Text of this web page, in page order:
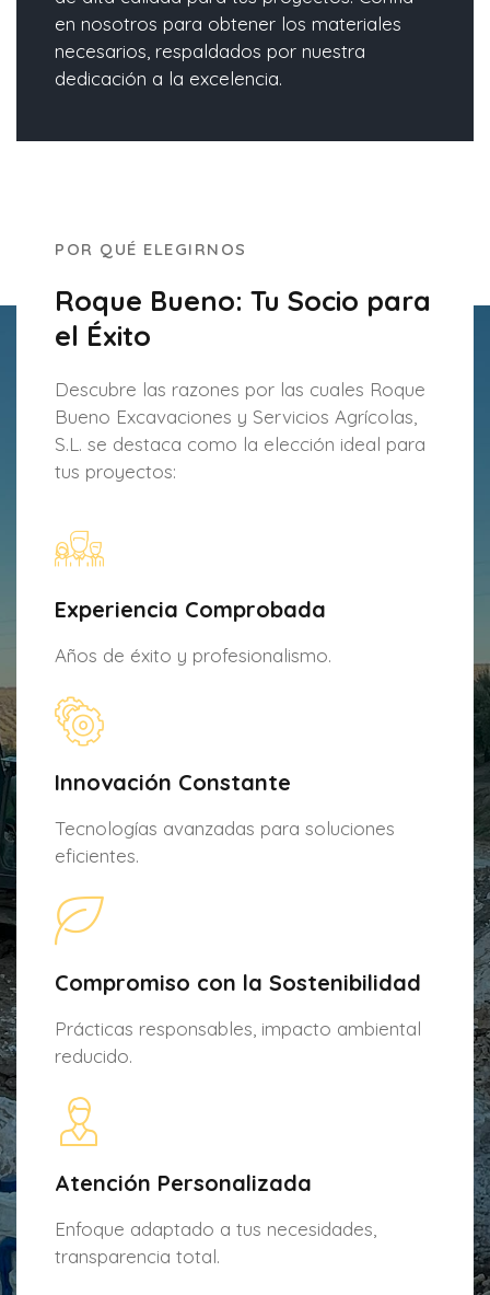
en nosotros para obtener los materiales
necesarios, respaldados por nuestra
dedicación a la excelencia.
POR QUÉ ELEGIRNOS
Roque Bueno: Tu Socio para
el Éxito
Descubre las razones por las cuales Roque
Bueno Excavaciones y Servicios Agrícolas,
S.L. se destaca como la elección ideal para
tus proyectos:
Experiencia Comprobada
Años de éxito y profesionalismo.
Innovación Constante
Tecnologías avanzadas para soluciones
eficientes.
Compromiso con la Sostenibilidad
Prácticas responsables, impacto ambiental
reducido.
Atención Personalizada
Enfoque adaptado a tus necesidades,
transparencia total.